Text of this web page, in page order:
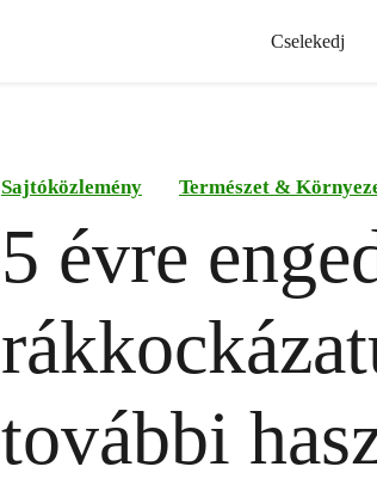
Cselekedj
Sajtóközlemény Természet &
5 évre
további